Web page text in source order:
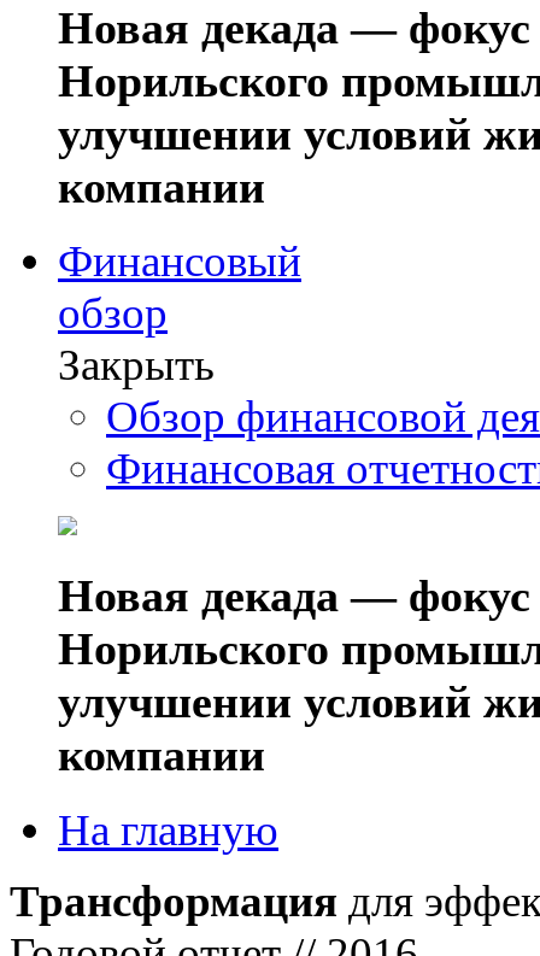
Новая декада — фокус
Норильского
улучшении условий
компании
Финансовый
обзор
Закрыть
Обзор финансовой
Финансовая
Новая декада — фокус
Норильского
улучшении условий
компании
На главную
Трансформация для